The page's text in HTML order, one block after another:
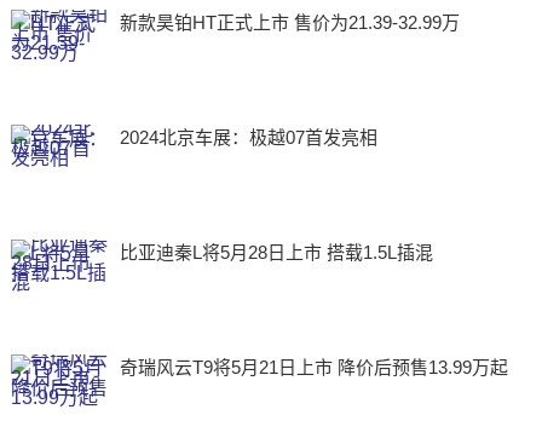
新款昊铂HT正式上市 售价为21.39-32.99万
2024北京车展：极越07首发亮相
比亚迪秦L将5月28日上市 搭载1.5L插混
奇瑞风云T9将5月21日上市 降价后预售13.99万起